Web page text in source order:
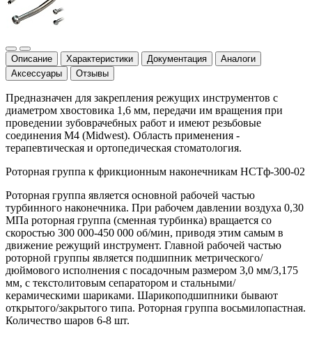
Описание Характеристики Документация
Аналоги
Аксессуары
Отзывы
Предназначен для закрепления режущих инструментов с
диаметром хвостовика 1,6 мм, передачи им вращения при
проведении зубоврачебных работ и имеют резьбовые
соединения M4 (Midwest). Область применения -
терапевтическая и ортопедическая стоматология.
Роторная группа к фрикционным наконечникам НСТф-300-02
Роторная группа является основной рабочей частью
турбинного наконечника. При рабочем давлении воздуха 0,30
МПа роторная группа (сменная турбинка) вращается со
скоростью 300 000-450 000 об/мин, приводя этим самым в
движение режущий инструмент. Главной рабочей частью
роторной группы является подшипник метрического/
дюймового исполнения с посадочным размером 3,0 мм/3,175
мм, с текстолитовым сепаратором и стальными/
керамическими шариками. Шарикоподшипники бывают
открытого/закрытого типа. Роторная группа восьмилопастная.
Количество шаров 6-8 шт.